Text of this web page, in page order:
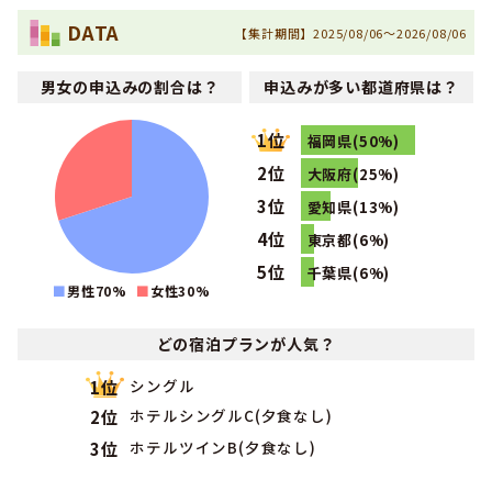
2020年10月
りました！
2020年09月
九州・沖縄で男性の専門学校生に人気のランキングで1位
りました！
2020年08月
九州・沖縄で男性の専門学校生に人気のランキングで1位
りました！
2020年07月
九州・沖縄で男性の専門学校生に人気のランキングで1位
りました！
九州・沖縄で男性の専門学校生に人気のランキングで
2020年05月
九州・沖縄で男性の専門学校生に人気のランキングで
DATA 【集計期間】2025/08/06～2026/08/06
男女の申込みの割合は？
男性70% 女性30%
申込みが多い都道府県は？
1位 福岡県(50%)
2位 大阪府(25%)
3位 愛知県(13%)
4位 東京都(6%)
5位 千葉県(6%)
どの宿泊プランが人気？
1位 シングル
2位 ホテルシングルC(夕食なし)
3位 ホテルツインB(夕食なし)